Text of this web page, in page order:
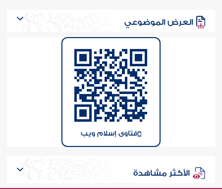
العرض الموضوعي
فتاوى إسلام ويب
الأكثر مشاهدة